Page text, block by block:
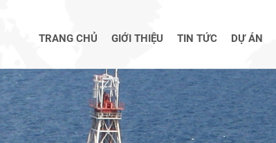
TRANG CHỦ GIỚI THIỆU TIN TỨC DỰ ÁN